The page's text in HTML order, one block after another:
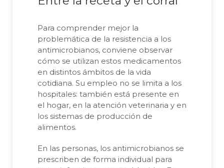
Para comprender mejor la
problemática de la resistencia a los
antimicrobianos, conviene observar
cómo se utilizan estos medicamentos
en distintos ámbitos de la vida
cotidiana. Su empleo no se limita a los
hospitales: también está presente en
el hogar, en la atención veterinaria y en
los sistemas de producción de
alimentos.
En las personas, los antimicrobianos se
prescriben de forma individual para